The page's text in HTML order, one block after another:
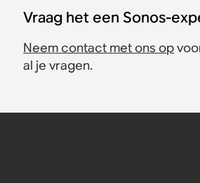
Vraag het een Sonos-
Neem contact met ons op
al je vragen.